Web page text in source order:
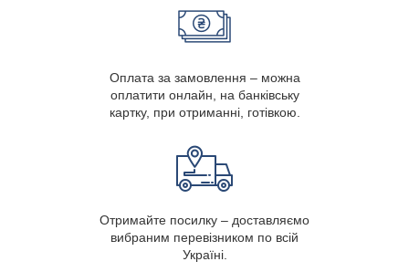
Оплата за замовлення – можна
оплатити онлайн, на банківську
картку, при отриманні, готівкою.
Отримайте посилку – доставляємо
вибраним перевізником по всій
Україні.